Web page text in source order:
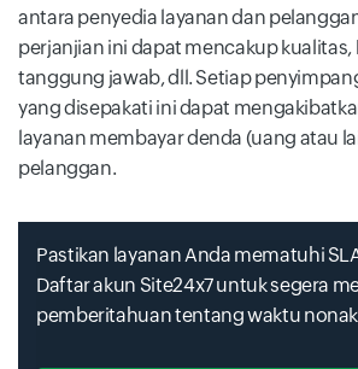
antara penyedia layanan dan
perjanjian ini dapat mencakup kualitas,
tanggung jawab, dll. Setiap
yang disepakati ini dapat
layanan membayar denda (uang atau
pelanggan.
Pastikan layanan Anda mematuhi
Daftar akun Site24x7 untuk segera
pemberitahuan tentang waktu